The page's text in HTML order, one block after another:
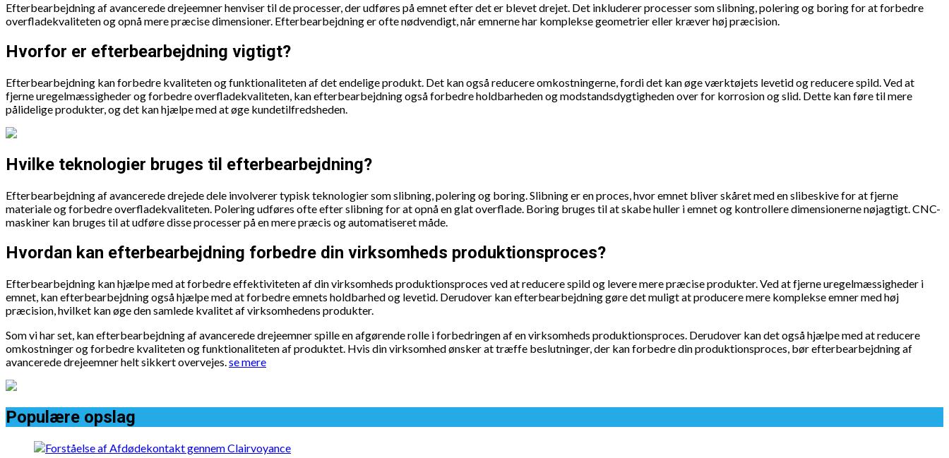
Efterbearbejdning af avancerede drejeemner henviser til de processer, der udføres på emnet efter det er blevet drejet. Det inkluderer processer som slibning, polering og boring for at forbedre
overfladekvaliteten og opnå mere præcise dimensioner. Efterbearbejdning er ofte nødvendigt, når emnerne har komplekse geometrier eller kræver høj præcision.
Hvorfor er efterbearbejdning vigtigt?
Efterbearbejdning kan forbedre kvaliteten og funktionaliteten af det endelige produkt. Det kan også reducere omkostningerne, fordi det kan øge værktøjets levetid og reducere spild. Ved at
fjerne uregelmæssigheder og forbedre overfladekvaliteten, kan efterbearbejdning også forbedre holdbarheden og modstandsdygtigheden over for korrosion og slid. Dette kan føre til mere
pålidelige produkter, og det kan hjælpe med at øge kundetilfredsheden.
Hvilke teknologier bruges til efterbearbejdning?
Efterbearbejdning af avancerede drejede dele involverer typisk teknologier som slibning, polering og boring. Slibning er en proces, hvor emnet bliver skåret med en slibeskive for at fjerne
materiale og forbedre overfladekvaliteten. Polering udføres ofte efter slibning for at opnå en glat overflade. Boring bruges til at skabe huller i emnet og kontrollere dimensionerne nøjagtigt. CNC-
maskiner kan bruges til at udføre disse processer på en mere præcis og automatiseret måde.
Hvordan kan efterbearbejdning forbedre din virksomheds produktionsproces?
Efterbearbejdning kan hjælpe med at forbedre effektiviteten af din virksomheds produktionsproces ved at reducere spild og levere mere præcise produkter. Ved at fjerne uregelmæssigheder i
emnet, kan efterbearbejdning også hjælpe med at forbedre emnets holdbarhed og levetid. Derudover kan efterbearbejdning gøre det muligt at producere mere komplekse emner med høj
præcision, hvilket kan øge den samlede kvalitet af virksomhedens produkter.
Som vi har set, kan efterbearbejdning af avancerede drejeemner spille en afgørende rolle i forbedringen af en virksomheds produktionsproces. Derudover kan det også hjælpe med at reducere
omkostninger og forbedre kvaliteten og funktionaliteten af produktet. Hvis din virksomhed ønsker at træffe beslutninger, der kan forbedre din produktionsproces, bør efterbearbejdning af
avancerede drejeemner helt sikkert overvejes.se mere
Populære opslag